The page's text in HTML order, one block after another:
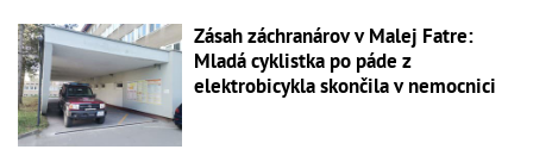
Zásah záchranárov v Malej Fatre:
Mladá cyklistka po páde z
elektrobicykla skončila v nemocnici